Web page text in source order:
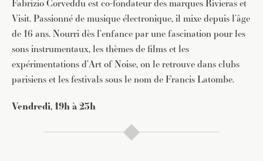
Fabrizio Corveddu est co-fondateur des marques Rivieras et
Visit. Passionné de musique électronique, il mixe depuis l’âge
de 16 ans. Nourri dès l’enfance par une fascination pour les
sons instrumentaux, les thèmes de films et les
expérimentations d’Art of Noise, on le retrouve dans clubs
parisiens et les festivals sous le nom de Francis Latombe.
Vendredi, 19h à 23h